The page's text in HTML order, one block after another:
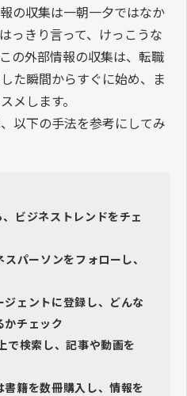
の収集は一朝一夕ではなか
っきり言って、けっこうな
の外部情報の収集は、転職
た瞬間からすぐに始め、ま
メします。
以下の手法を参考にしてみ
ビジネストレンドをチェ
パーソンをフォローし、
ェントに登録し、どんな
かチェック
で検索し、記事や動画を
籍を数冊購入し、情報を